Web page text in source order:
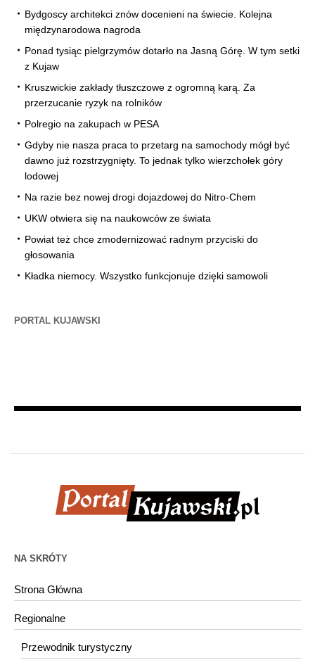
Bydgoscy architekci znów docenieni na świecie. Kolejna
międzynarodowa nagroda
Ponad tysiąc pielgrzymów dotarło na Jasną Górę. W tym setki
z Kujaw
Kruszwickie zakłady tłuszczowe z ogromną karą. Za
przerzucanie ryzyk na rolników
Polregio na zakupach w PESA
Gdyby nie nasza praca to przetarg na samochody mógł być
dawno już rozstrzygnięty. To jednak tylko wierzchołek góry
lodowej
Na razie bez nowej drogi dojazdowej do Nitro-Chem
UKW otwiera się na naukowców ze świata
Powiat też chce zmodernizować radnym przyciski do
głosowania
Kładka niemocy. Wszystko funkcjonuje dzięki samowoli
PORTAL KUJAWSKI
NA SKRÓTY
Strona Główna
Regionalne
Przewodnik turystyczny